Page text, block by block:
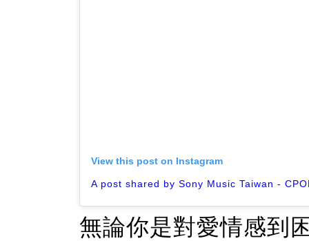
View this post on Instagram
無論你是對愛情感到